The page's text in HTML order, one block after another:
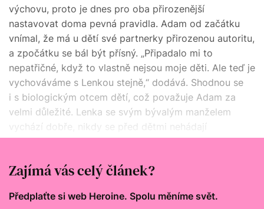
výchovu, proto je dnes pro oba přirozenější
nastavovat doma pevná pravidla. Adam od začátku
vnímal, že má u dětí své partnerky přirozenou autoritu,
a zpočátku se bál být přísný. „Připadalo mi to
nepatřičné, když to vlastně nejsou moje děti. Ale teď je
vychováváme s Lenkou stejně,“ dodává. Shodnou se
i s biologickým otcem dětí, což považuje Adam za
velmi důležité. Lenka se svým bývalým manželem
vychází dobře, nikdy se před dětmi nehádají
a Adamovi to roli třetího rodiče ulehčuje, protože
Zajímá vás celý článek?
Předplaťte si web Heroine. Spolu měníme svět.